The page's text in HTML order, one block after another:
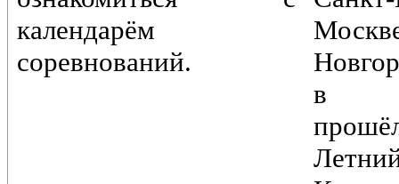
календарём
соревнований.
в